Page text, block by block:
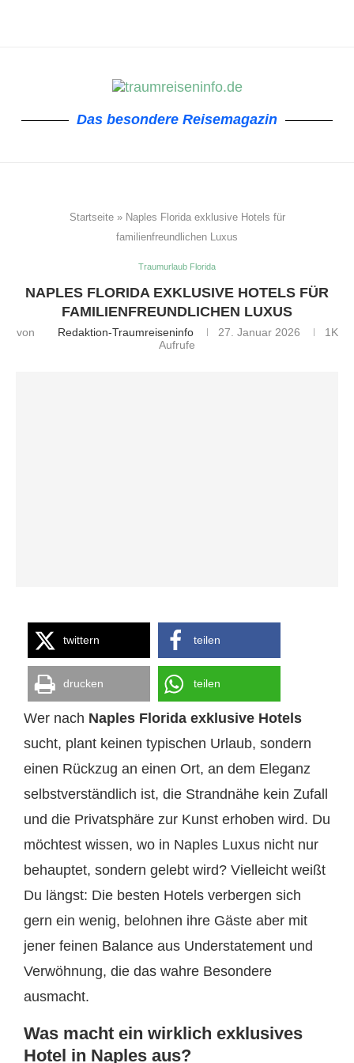
Das besondere Reisemagazin
Startseite» Naples Florida exklusive Hotels für
familienfreundlichen Luxus
Traumurlaub Florida
NAPLES FLORIDA EXKLUSIVE HOTELS FÜR
FAMILIENFREUNDLICHEN LUXUS
von Redaktion-Traumreiseninfo 27. Januar 2026
1K
Aufrufe
twittern teilen
drucken teilen
Wer nach Naples Florida exklusive Hotels
sucht, plant keinen typischen Urlaub, sondern
einen Rückzug an einen Ort, an dem Eleganz
selbstverständlich ist, die Strandnähe kein Zufall
und die Privatsphäre zur Kunst erhoben wird. Du
möchtest wissen, wo in Naples Luxus nicht nur
behauptet, sondern gelebt wird? Vielleicht weißt
Du längst: Die besten Hotels verbergen sich
gern ein wenig, belohnen ihre Gäste aber mit
jener feinen Balance aus Understatement und
Verwöhnung, die das wahre Besondere
ausmacht.
Was macht ein wirklich exklusives
Hotel in Naples aus?